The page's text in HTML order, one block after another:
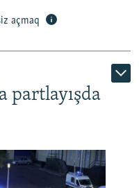
açmaq
partlayışda